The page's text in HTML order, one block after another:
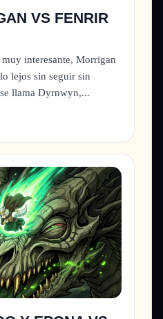
VS FENRIR
interesante, Morrigan
lejos sin seguir sin
llama Dyrnwyn,...